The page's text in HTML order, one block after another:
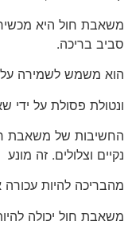
משאבת חול היא
סביב בריכה.
הוא משמש לשמירה על
ונטולת פסולת על ידי
החשיבות של משאבת
נקיים וצלולים. זה מונע
מהבריכה להיות עכורה
משאבת חול יכולה